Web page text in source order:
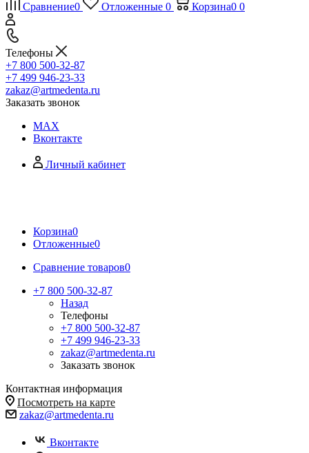
Сравнение0 Отложенные 0 Корзина0 0
Телефоны
+7 800 500-32-87
+7 499 946-23-33
zakaz@artmedenta.ru
Заказать звонок
MAX
Вконтакте
Личный кабинет
Корзина0
Отложенные0
Сравнение товаров0
+7 800 500-32-87
Назад
Телефоны
+7 800 500-32-87
+7 499 946-23-33
zakaz@artmedenta.ru
Заказать звонок
Контактная информация
Посмотреть на карте
zakaz@artmedenta.ru
Вконтакте